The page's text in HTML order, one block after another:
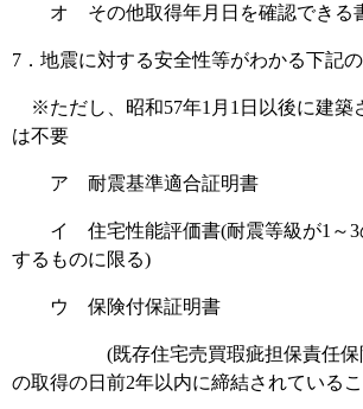
オ その他取得年月日を確認できる
7．地震に対する安全性等がわかる下記
※ただし、昭和57年1月1日以後に建築
は不要
ア 耐震基準適合証明書
イ 住宅性能評価書(耐震等級が1～3
するものに限る)
ウ 保険付保証明書
(既存住宅売買瑕疵担保責任保険
の取得の日前2年以内に締結されている